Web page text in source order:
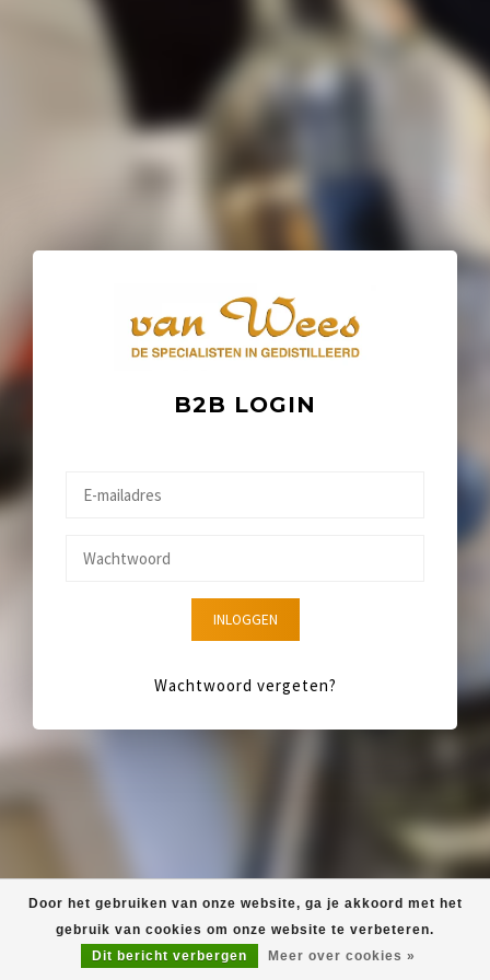
B2B LOGIN
INLOGGEN
Wachtwoord vergeten?
Door het gebruiken van onze website, ga je akkoord met het
gebruik van cookies om onze website te verbeteren.
Dit bericht verbergen
Meer over cookies »